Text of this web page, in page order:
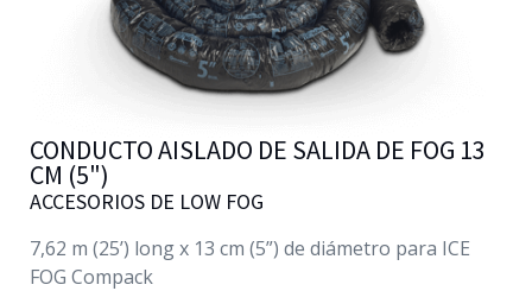
CONDUCTO AISLADO DE SALIDA DE FOG 13
CM (5")
ACCESORIOS DE LOW FOG
7,62 m (25’) long x 13 cm (5”) de diámetro para ICE
FOG Compack